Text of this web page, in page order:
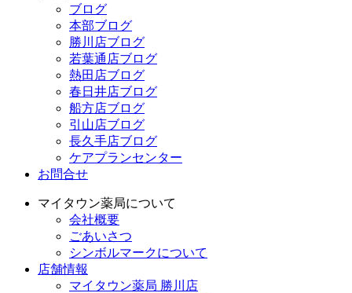
ブログ
本部ブログ
勝川店ブログ
若葉通店ブログ
熱田店ブログ
春日井店ブログ
船方店ブログ
引山店ブログ
長久手店ブログ
ケアプランセンター
お問合せ
マイタウン薬局について
会社概要
ごあいさつ
シンボルマークについて
店舗情報
マイタウン薬局 勝川店